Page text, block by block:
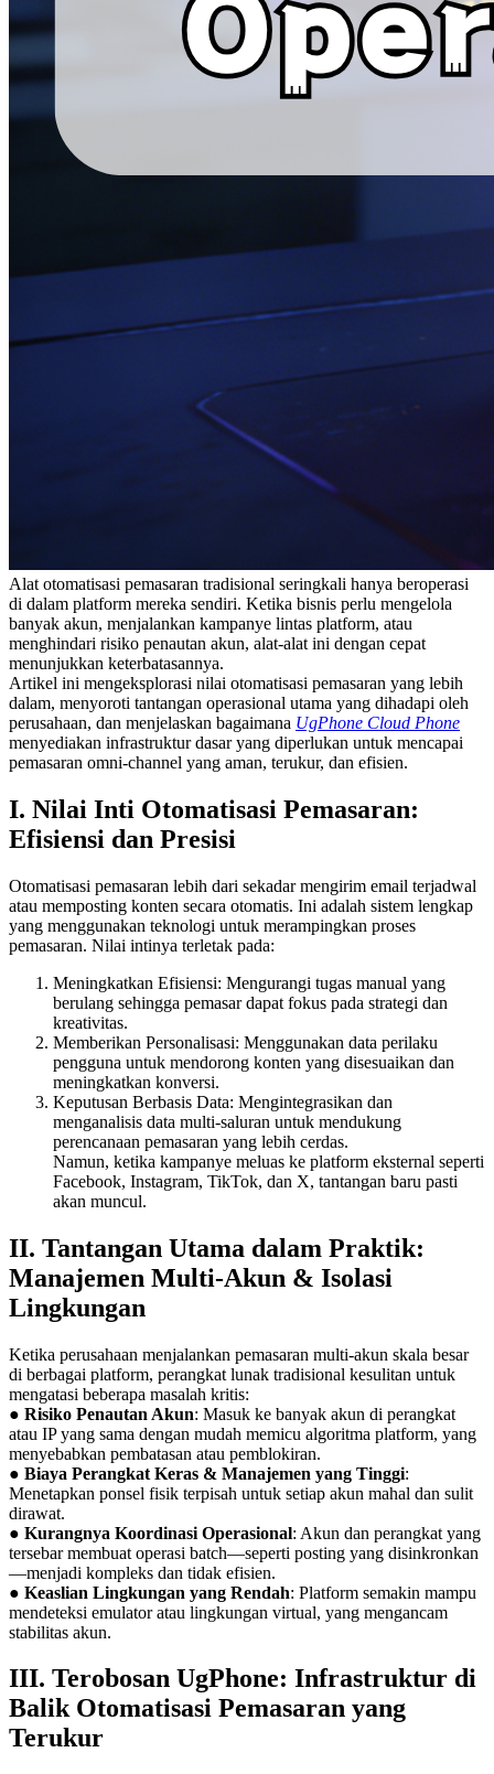
Alat otomatisasi pemasaran tradisional seringkali hanya beroperasi
di dalam platform mereka sendiri. Ketika bisnis perlu mengelola
banyak akun, menjalankan kampanye lintas platform, atau
menghindari risiko penautan akun, alat-alat ini dengan cepat
menunjukkan keterbatasannya.
Artikel ini mengeksplorasi nilai otomatisasi pemasaran yang lebih
dalam, menyoroti tantangan operasional utama yang dihadapi oleh
perusahaan, dan menjelaskan bagaimana UgPhone Cloud Phone
menyediakan infrastruktur dasar yang diperlukan untuk mencapai
pemasaran omni-channel yang aman, terukur, dan efisien.
I. Nilai Inti Otomatisasi Pemasaran:
Efisiensi dan Presisi
Otomatisasi pemasaran lebih dari sekadar mengirim email terjadwal
atau memposting konten secara otomatis. Ini adalah sistem lengkap
yang menggunakan teknologi untuk merampingkan proses
pemasaran. Nilai intinya terletak pada:
Meningkatkan Efisiensi: Mengurangi tugas manual yang
berulang sehingga pemasar dapat fokus pada strategi dan
kreativitas.
Memberikan Personalisasi: Menggunakan data perilaku
pengguna untuk mendorong konten yang disesuaikan dan
meningkatkan konversi.
Keputusan Berbasis Data: Mengintegrasikan dan
menganalisis data multi-saluran untuk mendukung
perencanaan pemasaran yang lebih cerdas.
Namun, ketika kampanye meluas ke platform eksternal seperti
Facebook, Instagram, TikTok, dan X, tantangan baru pasti
akan muncul.
II. Tantangan Utama dalam Praktik:
Manajemen Multi-Akun & Isolasi
Lingkungan
Ketika perusahaan menjalankan pemasaran multi-akun skala besar
di berbagai platform, perangkat lunak tradisional kesulitan untuk
mengatasi beberapa masalah kritis:
● Risiko Penautan Akun: Masuk ke banyak akun di perangkat
atau IP yang sama dengan mudah memicu algoritma platform, yang
menyebabkan pembatasan atau pemblokiran.
● Biaya Perangkat Keras & Manajemen yang Tinggi:
Menetapkan ponsel fisik terpisah untuk setiap akun mahal dan sulit
dirawat.
● Kurangnya Koordinasi Operasional: Akun dan perangkat yang
tersebar membuat operasi batch—seperti posting yang disinkronkan
—menjadi kompleks dan tidak efisien.
● Keaslian Lingkungan yang Rendah: Platform semakin mampu
mendeteksi emulator atau lingkungan virtual, yang mengancam
stabilitas akun.
III. Terobosan UgPhone: Infrastruktur di
Balik Otomatisasi Pemasaran yang
Terukur